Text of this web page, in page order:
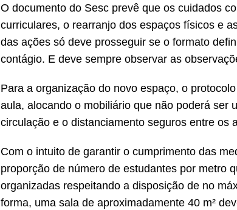
O documento do Sesc prevê que os cuidados
curriculares, o rearranjo dos espaços físicos e
das ações só deve prosseguir se o formato
contágio. E deve sempre observar as
Para a organização do novo espaço, o
aula, alocando o mobiliário que não poderá ser
circulação e o distanciamento seguros entre os
Com o intuito de garantir o cumprimento das
proporção de número de estudantes por metro
organizadas respeitando a disposição de no
forma, uma sala de aproximadamente 40 m²